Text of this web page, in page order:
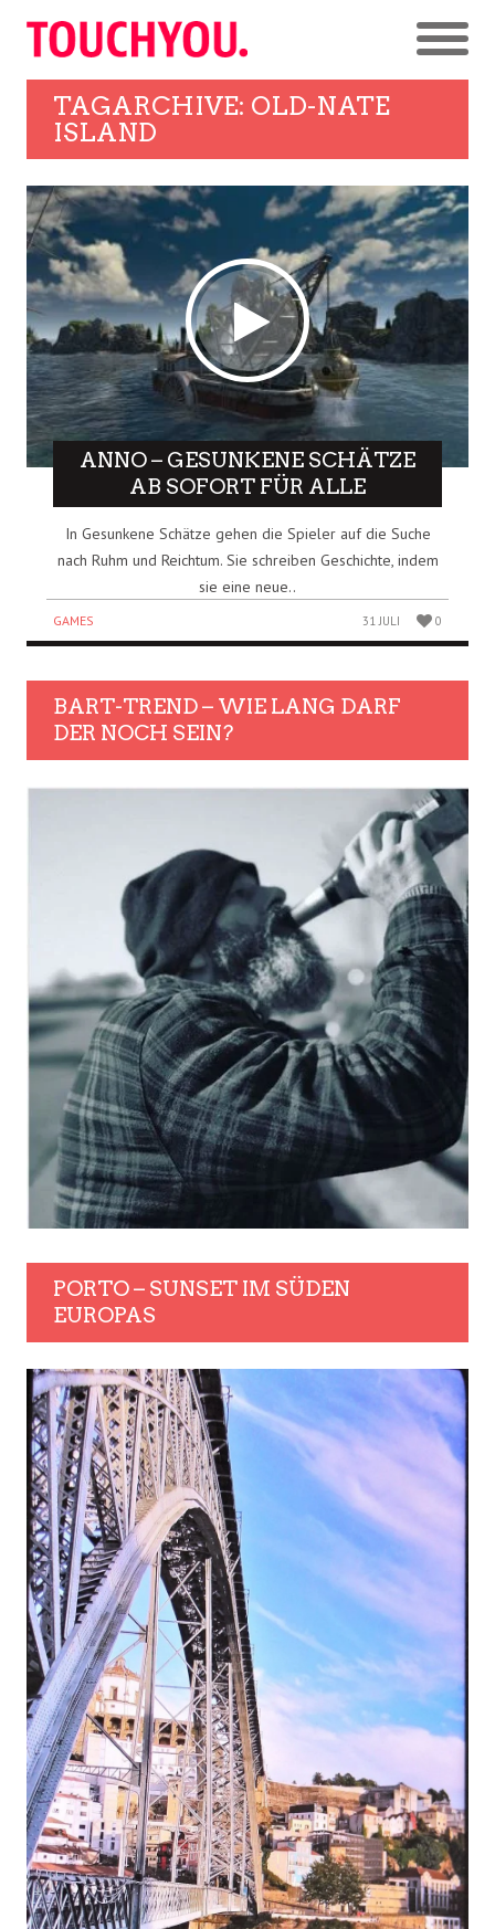
TAGARCHIVE: OLD-NATE
ISLAND
ANNO – GESUNKENE SCHÄTZE
AB SOFORT FÜR ALLE
In Gesunkene Schätze gehen die Spieler auf die Suche
nach Ruhm und Reichtum. Sie schreiben Geschichte, indem
sie eine neue..
GAMES 31 JULI 0
BART-TREND – WIE LANG DARF
DER NOCH SEIN?
PORTO – SUNSET IM SÜDEN
EUROPAS